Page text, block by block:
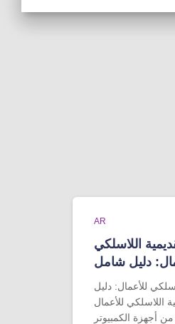
AR
اللاسلكي
دليل شامل
للأعمال: دليل
اللاسلكي للأعمال
أجهزة الكمبيوتر